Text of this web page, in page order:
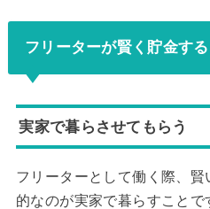
フリーターが賢く貯金す
実家で暮らさせてもらう
フリーターとして働く際、
的なのが実家で暮らすこと